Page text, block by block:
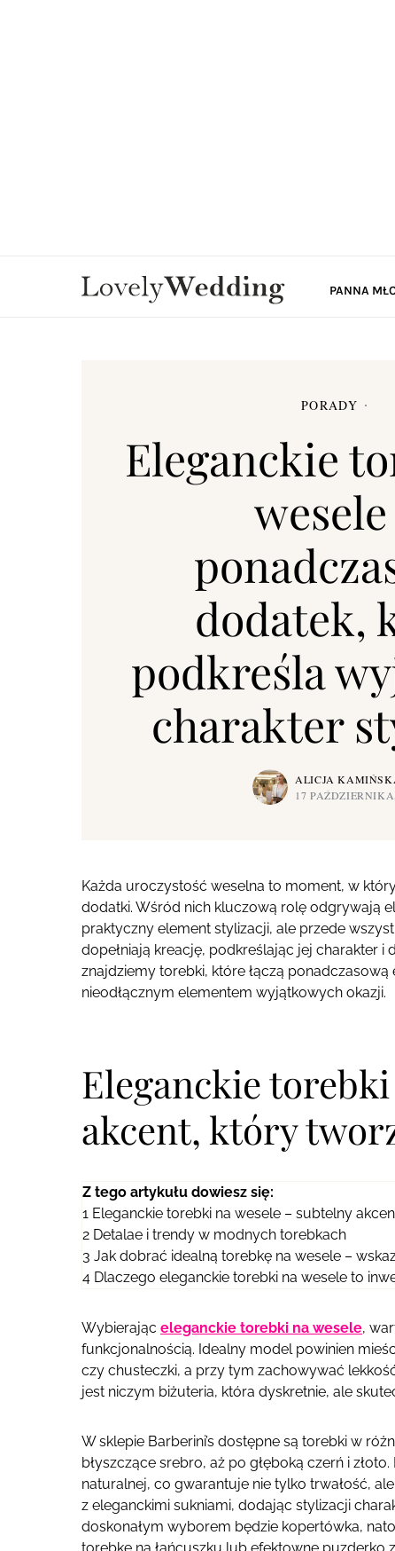
PANNA
PORADY
Eleganckie
dodatek,
podkreśla
charakter
ALICJA
17
Każda uroczystość weselna to moment, w
dodatki. Wśród nich kluczową rolę odgrywają
praktyczny element stylizacji, ale przede
dopełniają kreację, podkreślając jej charakter i
znajdziemy torebki, które łączą
nieodłącznym elementem wyjątkowych okazji.
Eleganckie
akcent, który
Z tego artykułu dowiesz się:
1 Eleganckie torebki na wesele – subtelny
2 Detalae i trendy w modnych torebkach
3 Jak dobrać idealną torebkę na wesele –
4 Dlaczego eleganckie torebki na wesele to
Wybierając eleganckie torebki na wesele,
funkcjonalnością. Idealny model powinien
czy chusteczki, a przy tym zachowywać
jest niczym biżuteria, która dyskretnie, ale
W sklepie Barberini’s dostępne są torebki w
błyszczące srebro, aż po głęboką czerń i
naturalnej, co gwarantuje nie tylko trwałość,
z eleganckimi sukniami, dodając stylizacji
doskonałym wyborem będzie kopertówka,